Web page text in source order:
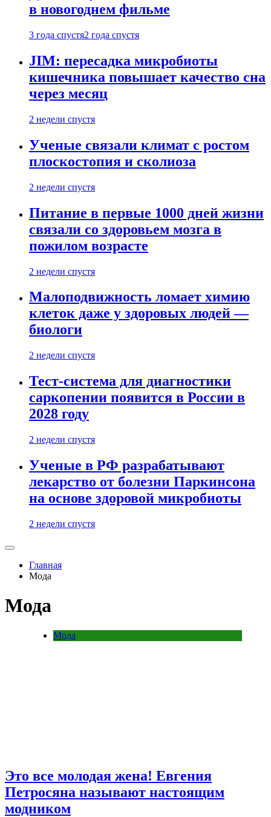
в новогоднем фильме
3 года спустя2 года спустя
JIM: пересадка микробиоты
кишечника повышает качество сна
через месяц
2 недели спустя
Ученые связали климат с ростом
плоскостопия и сколиоза
2 недели спустя
Питание в первые 1000 дней жизни
связали со здоровьем мозга в
пожилом возрасте
2 недели спустя
Малоподвижность ломает химию
клеток даже у здоровых людей —
биологи
2 недели спустя
Тест-система для диагностики
саркопении появится в России в
2028 году
2 недели спустя
Ученые в РФ разрабатывают
лекарство от болезни Паркинсона
на основе здоровой микробиоты
2 недели спустя
Главная
Мода
Мода
Мода
Это все молодая жена! Евгения
Петросяна называют настоящим
модником